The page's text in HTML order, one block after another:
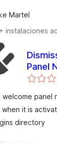
Martel
instalaciones
Panel
welcome panel
it is
directory